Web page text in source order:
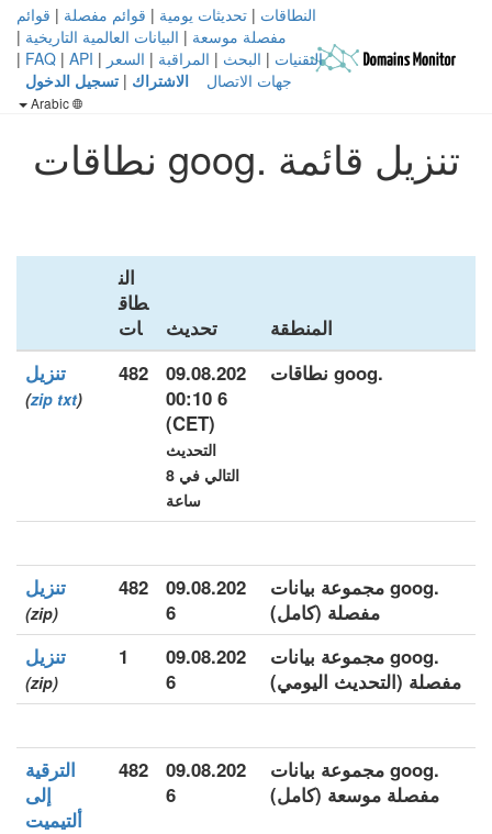
النطاقات | تحديثات يومية | قوائم مفصلة | قوائم
مفصلة موسعة | البيانات العالمية التاريخية |
التقنيات | البحث | المراقبة | السعر |
FAQ | API
|
جهات الاتصال
الاشتراك | تسجيل الدخول
تنزيل قائمة .goog نطاقات
المنطقة تحديث
الن
طاق
ات
.goog نطاقات
09.08.202
6 00:10
(CET)
التحديث
التالي في 8
ساعة
482 تنزيل
(
zip txt
)
.goog مجموعة بيانات
مفصلة (كامل)
09.08.202
6
482 تنزيل
(zip)
.goog مجموعة بيانات
مفصلة (التحديث اليومي)
09.08.202
6
1 تنزيل
(zip)
.goog مجموعة بيانات
مفصلة موسعة (كامل)
09.08.202
6
482
الترقية
إلى
ألتيميت